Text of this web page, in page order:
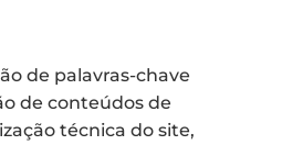
de palavras-chave
de conteúdos de
técnica do site,